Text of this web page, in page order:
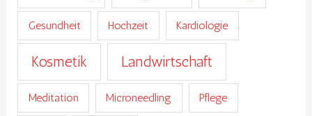
Gesundheit Hochzeit Kardiologie
Kosmetik Landwirtschaft
Meditation Microneedling Pflege